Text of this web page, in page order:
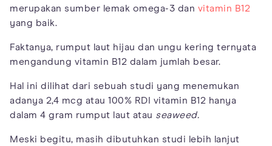
merupakan sumber lemak omega-3 dan vitamin B12
yang baik.
Faktanya, rumput laut hijau dan ungu kering ternyata
mengandung vitamin B12 dalam jumlah besar.
Hal ini dilihat dari sebuah studi yang menemukan
adanya 2,4 mcg atau 100% RDI vitamin B12 hanya
dalam 4 gram rumput laut atau seaweed.
Meski begitu, masih dibutuhkan studi lebih lanjut